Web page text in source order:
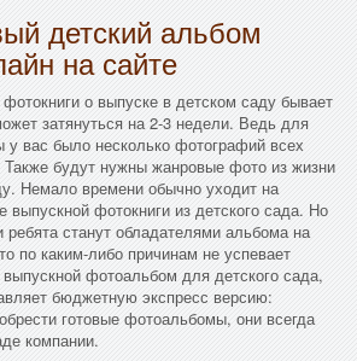
детский альбом
на сайте
о выпуске в детском саду бывает
затянуться на 2-3 недели. Ведь для
у вас было несколько фотографий всех
Также будут нужны жанровые фото из жизни
Немало времени обычно уходит на
выпускной фотокниги из детского сада. Но
станут обладателями альбома на
по каким-либо причинам не успевает
фотоальбом для детского сада,
бюджетную экспресс версию:
готовые фотоальбомы, они всегда
компании.